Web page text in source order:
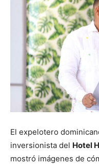
El expelotero
inversionista del Hotel
mostró imágenes de